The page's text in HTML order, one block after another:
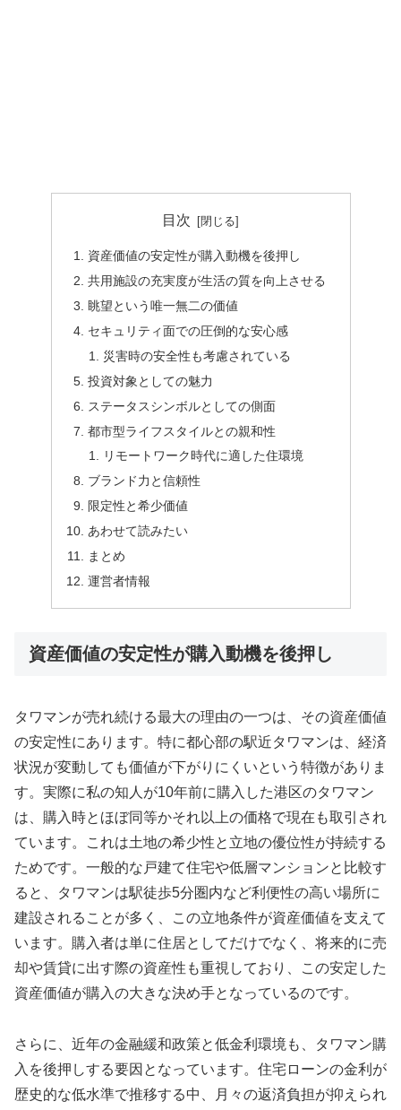
目次
資産価値の安定性が購入動機を後押し
共用施設の充実度が生活の質を向上させる
眺望という唯一無二の価値
セキュリティ面での圧倒的な安心感
災害時の安全性も考慮されている
投資対象としての魅力
ステータスシンボルとしての側面
都市型ライフスタイルとの親和性
リモートワーク時代に適した住環境
ブランド力と信頼性
限定性と希少価値
あわせて読みたい
まとめ
運営者情報
資産価値の安定性が購入動機を後押し
タワマンが売れ続ける最大の理由の一つは、その資産価値
の安定性にあります。特に都心部の駅近タワマンは、経済
状況が変動しても価値が下がりにくいという特徴がありま
す。実際に私の知人が10年前に購入した港区のタワマン
は、購入時とほぼ同等かそれ以上の価格で現在も取引され
ています。これは土地の希少性と立地の優位性が持続する
ためです。一般的な戸建て住宅や低層マンションと比較す
ると、タワマンは駅徒歩5分圏内など利便性の高い場所に
建設されることが多く、この立地条件が資産価値を支えて
います。購入者は単に住居としてだけでなく、将来的に売
却や賃貸に出す際の資産性も重視しており、この安定した
資産価値が購入の大きな決め手となっているのです。
さらに、近年の金融緩和政策と低金利環境も、タワマン購
入を後押しする要因となっています。住宅ローンの金利が
歴史的な低水準で推移する中、月々の返済負担が抑えられ